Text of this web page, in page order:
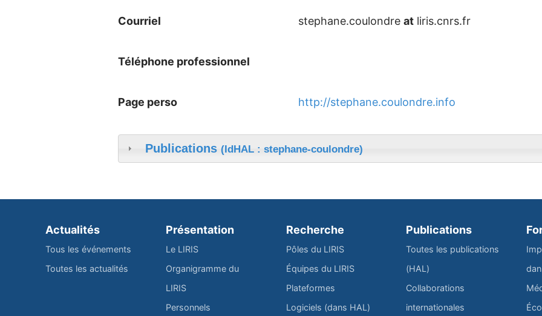
Courriel stephane.coulondre at liris.cnrs.fr
Téléphone professionnel
Page perso http://stephane.coulondre.info
Publications (IdHAL : stephane-coulondre)
Actualités
Tous les événements
Toutes les actualités
Présentation
Le LIRIS
Organigramme du
LIRIS
Personnels
Recherche
Pôles du LIRIS
Équipes du LIRIS
Plateformes
Logiciels (dans HAL)
Publications
Toutes les publications
(HAL)
Collaborations
internationales